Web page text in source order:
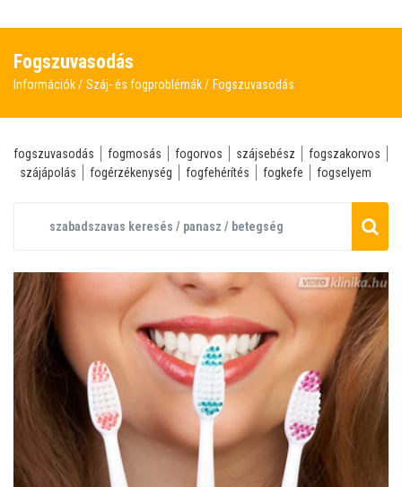
Fogszuvasodás
Információk Száj- és fogproblémák Fogszuvasodás
fogszuvasodás fogmosás fogorvos szájsebész
fogszakorvos
szájápolás
fogérzékenység fogfehérítés fogkefe fogselyem